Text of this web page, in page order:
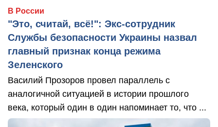
В России
"Это, считай, всё!": Экс-сотрудник
Службы безопасности Украины назвал
главный признак конца режима
Зеленского
Василий Прозоров провел параллель с
аналогичной ситуацией в истории прошлого
века, который один в один напоминает то, что ...